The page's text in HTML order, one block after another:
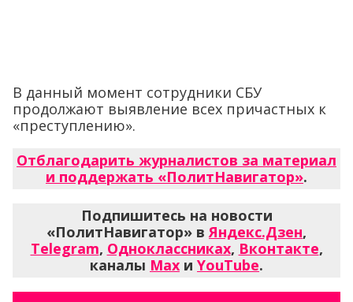
В данный момент сотрудники СБУ
продолжают выявление всех причастных к
«преступлению».
Отблагодарить журналистов за материал
и поддержать «ПолитНавигатор».
Подпишитесь на новости
«ПолитНавигатор» в Яндекс.Дзен,
Telegram, Одноклассниках, Вконтакте,
каналы Max и YouTube.